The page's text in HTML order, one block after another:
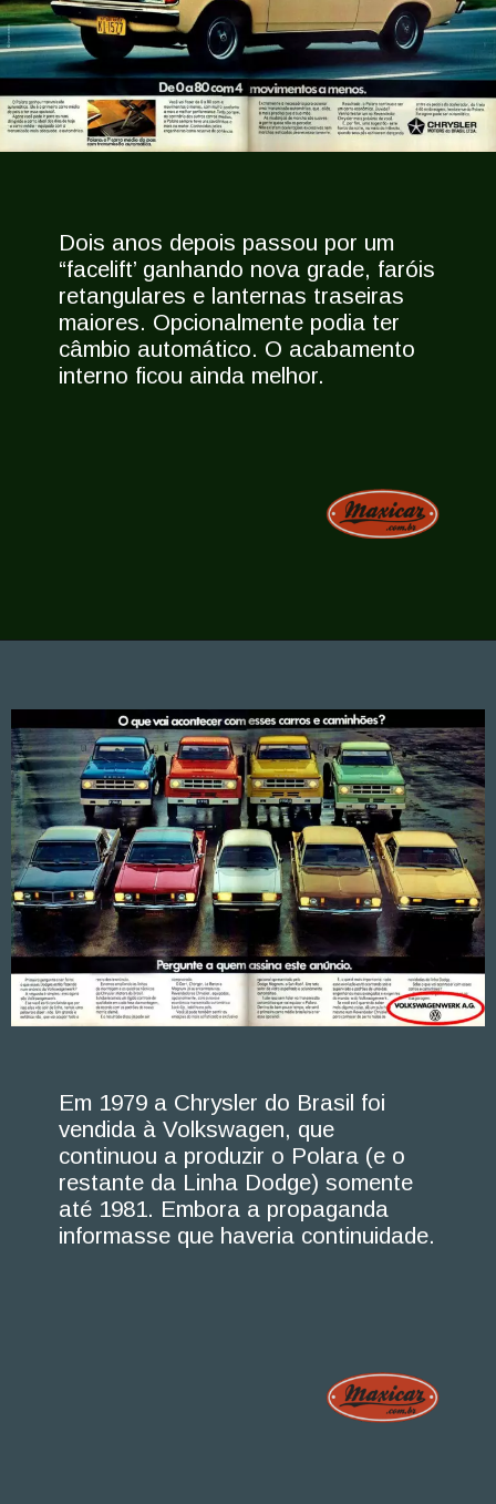
Dois anos depois passou por um
“facelift’ ganhando nova grade, faróis
retangulares e lanternas traseiras
maiores. Opcionalmente podia ter
câmbio automático. O acabamento
interno ficou ainda melhor.
Em 1979 a Chrysler do Brasil foi
vendida à Volkswagen, que
continuou a produzir o Polara (e o
restante da Linha Dodge) somente
até 1981. Embora a propaganda
informasse que haveria continuidade.